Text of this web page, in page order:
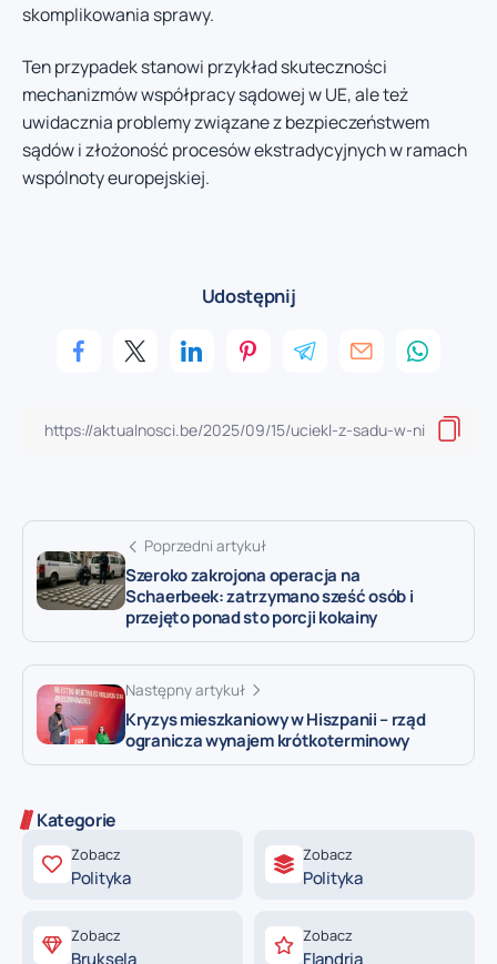
skomplikowania sprawy.
Ten przypadek stanowi przykład skuteczności
mechanizmów współpracy sądowej w UE, ale też
uwidacznia problemy związane z bezpieczeństwem
sądów i złożoność procesów ekstradycyjnych w ramach
wspólnoty europejskiej.
Udostępnij
Poprzedni artykuł
Szeroko zakrojona operacja na
Schaerbeek: zatrzymano sześć osób i
przejęto ponad sto porcji kokainy
Następny artykuł
Kryzys mieszkaniowy w Hiszpanii – rząd
ogranicza wynajem krótkoterminowy
Kategorie
Zobacz
Polityka
Zobacz
Polityka
Zobacz
Bruksela
Zobacz
Flandria